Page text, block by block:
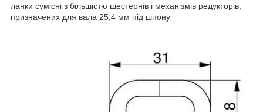
ланки сумісні з більшістю шестернів і механізмів редукторів,
призначених для вала 25,4 мм під шпону